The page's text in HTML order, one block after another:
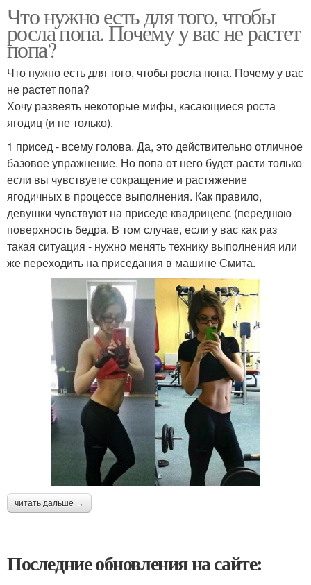
Что нужно есть для того, чтобы
росла попа. Почему у вас не растет
попа?
Что нужно есть для того, чтобы росла попа. Почему у вас
не растет попа?
Хочу развеять некоторые мифы, касающиеся роста
ягодиц (и не только).
1 присед - всему голова. Да, это действительно отличное
базовое упражнение. Но попа от него будет расти только
если вы чувствуете сокращение и растяжение
ягодичных в процессе выполнения. Как правило,
девушки чувствуют на приседе квадрицепс (переднюю
поверхность бедра. В том случае, если у вас как раз
такая ситуация - нужно менять технику выполнения или
же переходить на приседания в машине Смита.
читать дальше →
Последние обновления на сайте: